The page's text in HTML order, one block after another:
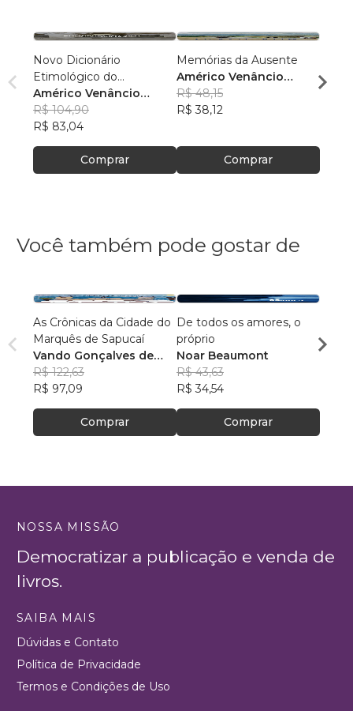
Novo Dicionário
Etimológico do
Português Arcaico
Américo Venâncio
Lopes Machado Filho
R$ 104,90
R$ 83,04
Comprar
Memórias da Ausente
Américo Venâncio
Lopes Machado Filho
R$ 48,15
R$ 38,12
Comprar
sem
Você também pode gostar de
As Crônicas da Cidade do
Marquês de Sapucaí
Vando Gonçalves de
Araújo
R$ 122,63
R$ 97,09
Comprar
De todos os amores, o
próprio
Noar Beaumont
R$ 43,63
R$ 34,54
Comprar
NOSSA MISSÃO
Democratizar a publicação e venda de
livros.
SAIBA MAIS
Dúvidas e Contato
Política de Privacidade
Termos e Condições de Uso